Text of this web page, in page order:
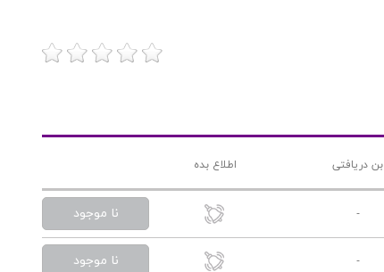
بن دریافتی اطلاع بده
- نا موجود
- نا موجود